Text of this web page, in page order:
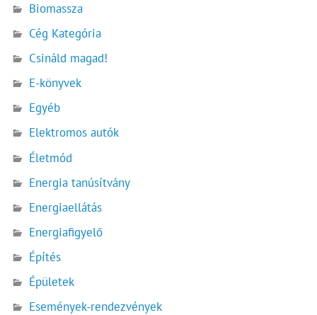
Biomassza
Cég Kategória
Csináld magad!
E-könyvek
Egyéb
Elektromos autók
Életmód
Energia tanúsítvány
Energiaellátás
Energiafigyelő
Építés
Épületek
Események-rendezvények